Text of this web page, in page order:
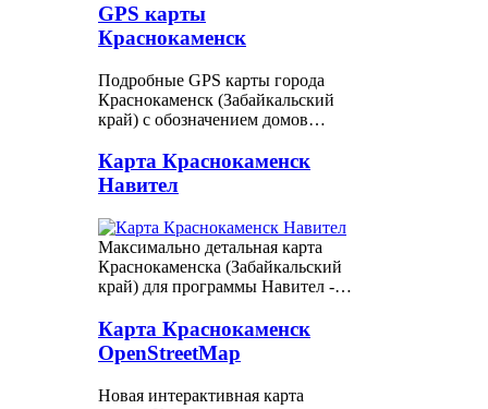
GPS карты
Краснокаменск
Подробные GPS карты города
Краснокаменск (Забайкальский
край) с обозначением домов…
Карта Краснокаменск
Навител
Максимально детальная карта
Краснокаменска (Забайкальский
край) для программы Навител -…
Карта Краснокаменск
OpenStreetMap
Новая интерактивная карта